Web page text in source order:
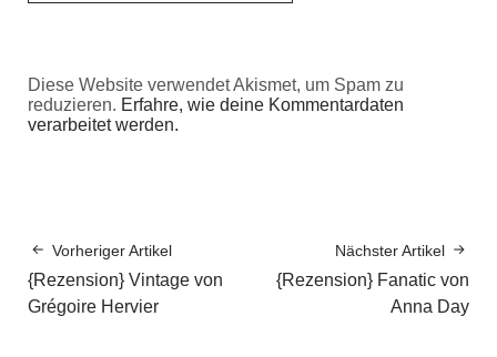
Diese Website verwendet Akismet, um Spam zu
reduzieren. Erfahre, wie deine Kommentardaten
verarbeitet werden.
Vorheriger Artikel
{Rezension} Vintage von
Grégoire Hervier
Nächster Artikel
{Rezension} Fanatic von
Anna Day